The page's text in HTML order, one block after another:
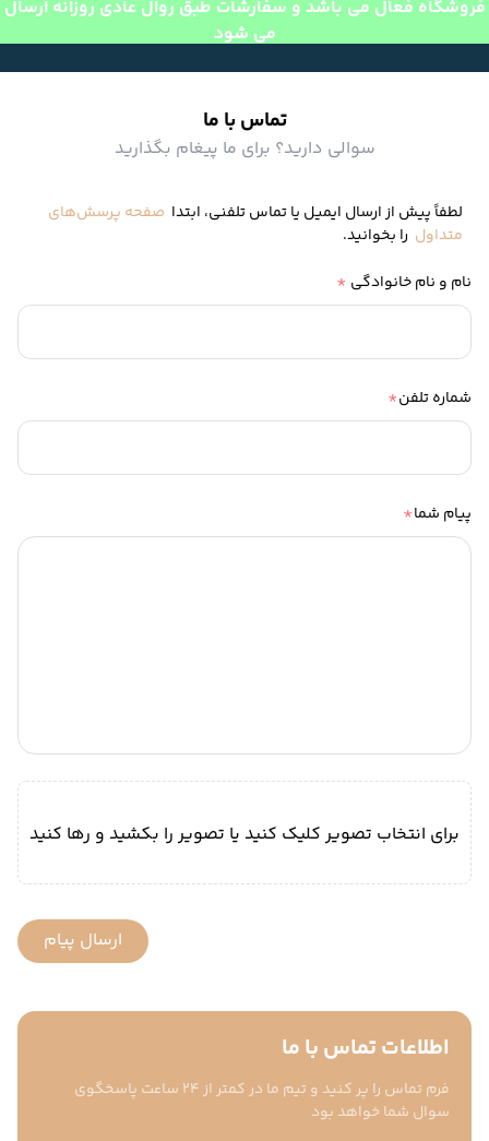
فروشگاه فعال می باشد و سفارشات طبق روال عادی روزانه ارسال
می شود
تماس با ما
سوالی دارید؟ برای ما پیغام بگذارید
لطفاً پیش از ارسال ایمیل یا تماس تلفنی، ابتدا صفحه پرسش‌های
متداول را بخوانید.
اطلاعات تماس با ما
فرم تماس را پر کنید و تیم ما در کمتر از ۲۴ ساعت پاسخگوی
سوال شما خواهد بود
نام و نام خانوادگی *
شماره تلفن*
پیام شما*
برای انتخاب تصویر کلیک کنید یا تصویر را بکشید و رها کنید
ارسال پیام